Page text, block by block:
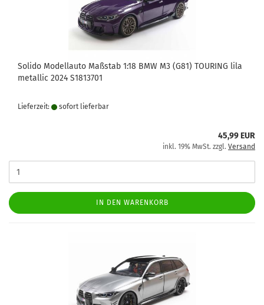
Solido Modellauto Maßstab 1:18 BMW M3 (G81) TOURING lila
metallic 2024 S1813701
Lieferzeit: sofort lie­fer­bar
45,99 EUR
inkl. 19% MwSt. zzgl. Versand
IN DEN WARENKORB